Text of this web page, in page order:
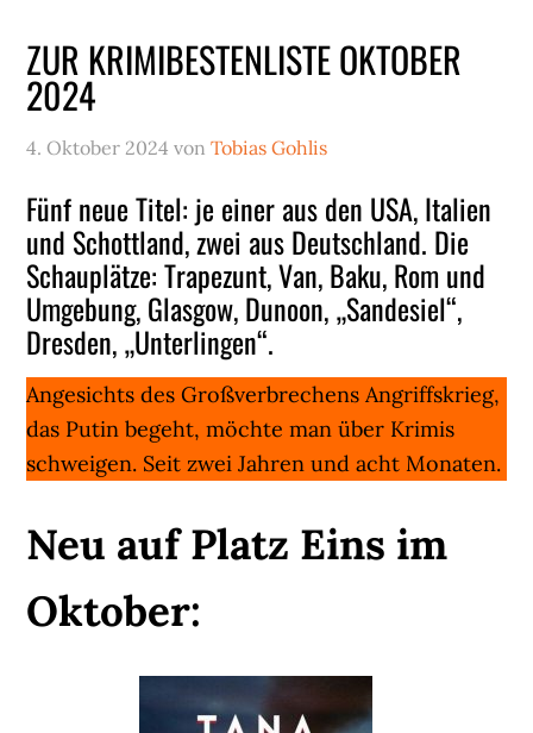
ZUR KRIMIBESTENLISTE OKTOBER
2024
4. Oktober 2024 vonTobias Gohlis
Fünf neue Titel: je einer aus den USA, Italien
und Schottland, zwei aus Deutschland. Die
Schauplätze: Trapezunt, Van, Baku, Rom und
Umgebung, Glasgow, Dunoon, „Sandesiel“,
Dresden, „Unterlingen“.
Angesichts des Großverbrechens Angriffskrieg,
das Putin begeht, möchte man über Krimis
schweigen. Seit zwei Jahren und acht Monaten.
Neu auf Platz Eins im
Oktober: